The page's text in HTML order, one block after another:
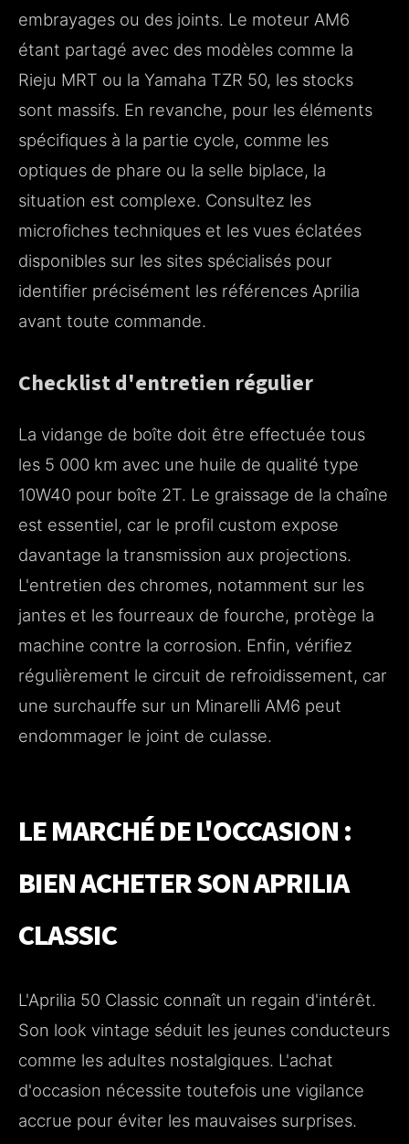
embrayages ou des joints. Le moteur AM6
étant partagé avec des modèles comme la
Rieju MRT ou la Yamaha TZR 50, les stocks
sont massifs. En revanche, pour les éléments
spécifiques à la partie cycle, comme les
optiques de phare ou la selle biplace, la
situation est complexe. Consultez les
microfiches techniques et les vues éclatées
disponibles sur les sites spécialisés pour
identifier précisément les références Aprilia
avant toute commande.
Checklist d'entretien régulier
La vidange de boîte doit être effectuée tous
les 5 000 km avec une huile de qualité type
10W40 pour boîte 2T. Le graissage de la chaîne
est essentiel, car le profil custom expose
davantage la transmission aux projections.
L'entretien des chromes, notamment sur les
jantes et les fourreaux de fourche, protège la
machine contre la corrosion. Enfin, vérifiez
régulièrement le circuit de refroidissement, car
une surchauffe sur un Minarelli AM6 peut
endommager le joint de culasse.
LE MARCHÉ DE L'OCCASION :
BIEN ACHETER SON APRILIA
CLASSIC
L'Aprilia 50 Classic connaît un regain d'intérêt.
Son look vintage séduit les jeunes conducteurs
comme les adultes nostalgiques. L'achat
d'occasion nécessite toutefois une vigilance
accrue pour éviter les mauvaises surprises.